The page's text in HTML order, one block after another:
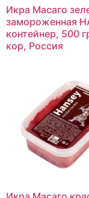
Икра Масаго
замороженная
контейнер, 500
кор, Россия